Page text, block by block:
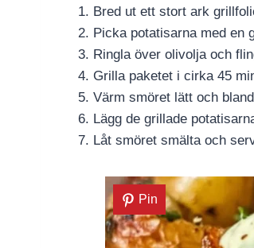
Bred ut ett stort ark
Picka potatisarna med en
Ringla över olivolja och
Grilla paketet i cirka 45
Värm smöret lätt och
Lägg de grillade
Låt smöret smälta och
Pin